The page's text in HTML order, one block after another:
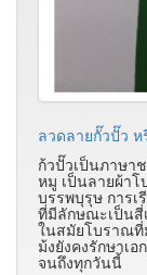
ลวดลายกั๊วปั๊ว
ก้วปั๊วเป็นภาษา
หมู เป็นลายผ้า
บรรพบุรุษ การ
ที่มีลักษณะเป็นสี่
ในสมัยโบราณที่
ม้งยังคงรักษาเ
จนถึงทุกวันนี้